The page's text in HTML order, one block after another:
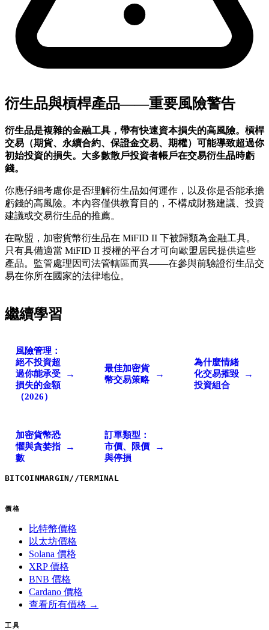
衍生品與槓桿產品——重要風險警告
衍生品是複雜的金融工具，帶有快速資本損失的高風險。槓桿
交易（期貨、永續合約、保證金交易、期權）可能導致超過你
初始投資的損失。大多數散戶投資者帳戶在交易衍生品時虧
錢。
你應仔細考慮你是否理解衍生品如何運作，以及你是否能承擔
虧錢的高風險。本內容僅供教育目的，不構成財務建議、投資
建議或交易衍生品的推薦。
在歐盟，加密貨幣衍生品在 MiFID II 下被歸類為金融工具。
只有具備適當 MiFID II 授權的平台才可向歐盟居民提供這些
產品。監管處理因司法管轄區而異——在參與前驗證衍生品交
易在你所在國家的法律地位。
繼續學習
風險管理：
絕不投資超
過你能承受
損失的金額
（2026）
→
最佳加密貨
幣交易策略
→
為什麼情緒
化交易摧毀
投資組合
→
加密貨幣恐
懼與貪婪指
數
→
訂單類型：
市價、限價
與停損
→
BITCOINMARGIN//TERMINAL
價格
比特幣價格
以太坊價格
Solana 價格
XRP 價格
BNB 價格
Cardano 價格
查看所有價格 →
工具